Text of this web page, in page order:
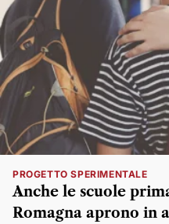
PROGETTO SPERIMENTALE
Anche le scuole
Romagna aprono in